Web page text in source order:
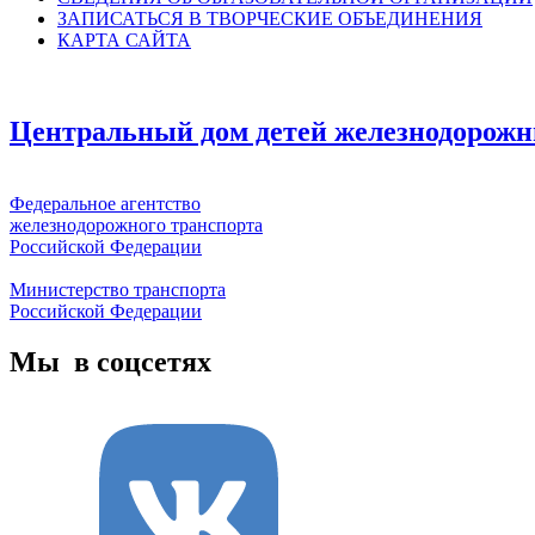
ЗАПИСАТЬСЯ В ТВОРЧЕСКИЕ ОБЪЕДИНЕНИЯ
КАРТА САЙТА
Центральный дом детей
Федеральное агентство
железнодорожного транспорта
Российской Федерации
Министерство транспорта
Российской Федерации
Мы в соцсетях